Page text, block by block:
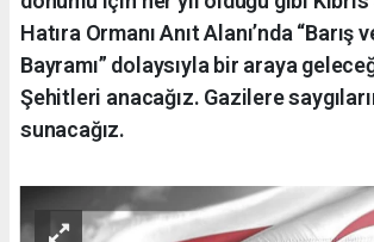
Hatıra Ormanı Anıt Alanı’nda “Barış
Bayramı” dolaysıyla bir araya
Şehitleri anacağız. Gazilere
sunacağız.